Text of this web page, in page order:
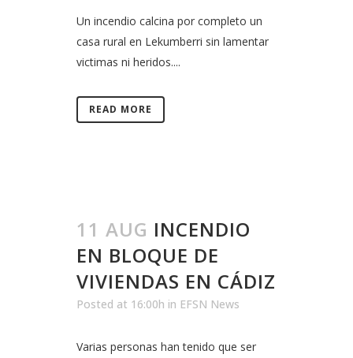
Un incendio calcina por completo un
casa rural en Lekumberri sin lamentar
victimas ni heridos....
READ MORE
11 AUG INCENDIO
EN BLOQUE DE
VIVIENDAS EN CÁDIZ
Posted at 16:00h in EFSN News
Varias personas han tenido que ser